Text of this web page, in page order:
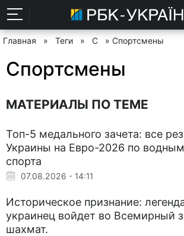
Главная » Теги » С » Спортсмены
Спортсмены
МАТЕРИАЛЫ ПО ТЕМЕ
Топ-5 медального зачета: все
Украины на Евро-2026 по
спорта
07.08.2026 - 14:11
Историческое признание:
украинец войдет во Всемирный
шахмат.